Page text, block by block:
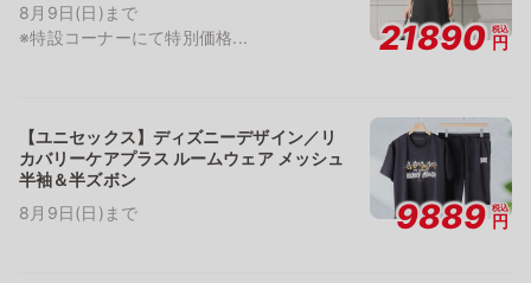
8月9日(日)まで
※特設コーナーにて特別価格...
21890 税込
円
【ユニセックス】ディズニーデザイン／リ
カバリーケアプラス ルームウェア メッシュ
半袖＆半ズボン
8月9日(日)まで
9889 税込
円